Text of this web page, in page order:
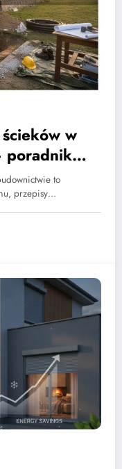
w
poradnik
to
przepisy…